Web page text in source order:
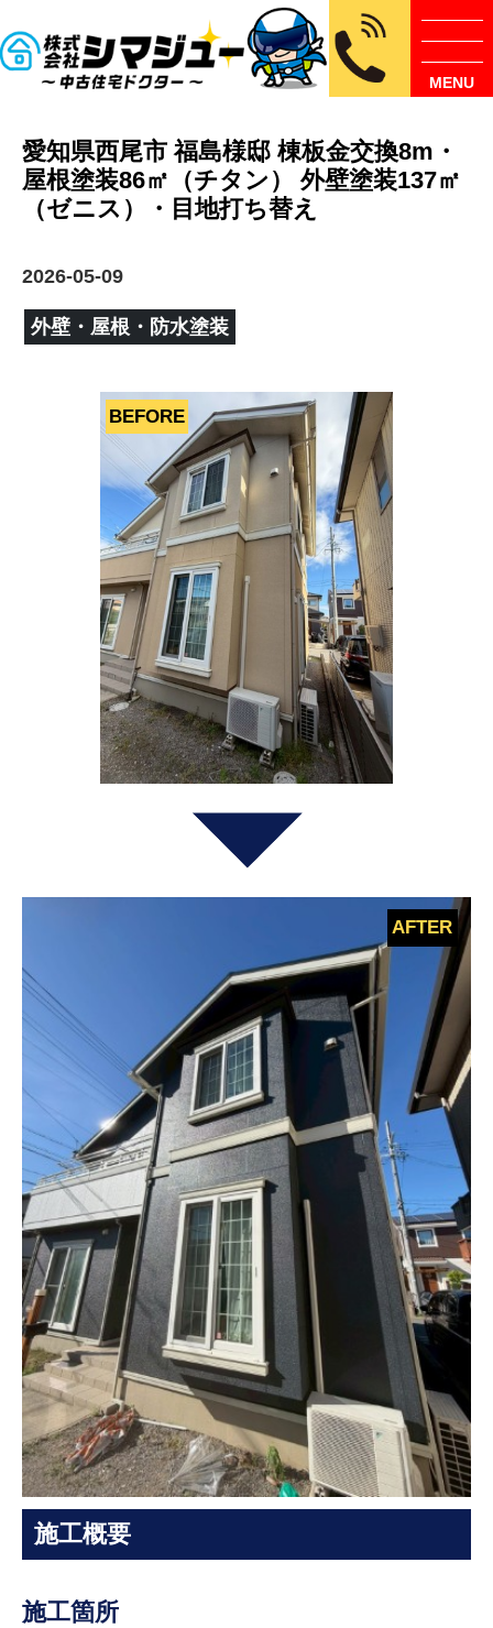
MENU
愛知県西尾市 福島様邸 棟板金交換8m・
屋根塗装86㎡（チタン） 外壁塗装137㎡
（ゼニス）・目地打ち替え
2026-05-09
外壁・屋根・防水塗装
施工概要
施工箇所